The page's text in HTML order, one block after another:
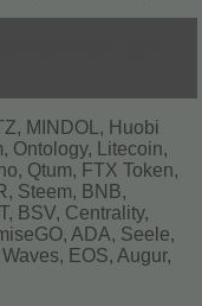
MINDOL, Huobi
Ontology, Litecoin,
Qtum, FTX Token,
Steem, BNB,
BSV, Centrality,
ADA, Seele,
EOS, Augur,